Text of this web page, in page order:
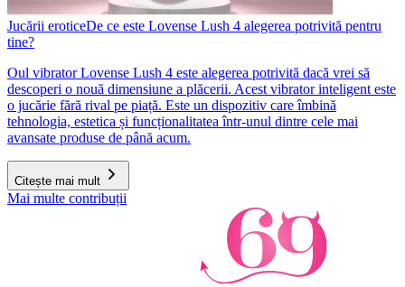
Jucării eroticeDe ce este Lovense Lush 4 alegerea potrivită pentru
tine?
Oul vibrator Lovense Lush 4 este alegerea potrivită dacă vrei să
descoperi o nouă dimensiune a plăcerii. Acest vibrator inteligent este
o jucărie fără rival pe piață. Este un dispozitiv care îmbină
tehnologia, estetica și funcționalitatea într-unul dintre cele mai
avansate produse de până acum.
Citește mai mult
Mai multe contribuții